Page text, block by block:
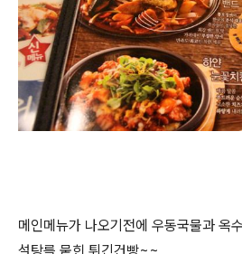
메인메뉴가 나오기전에 우동국물과 옥